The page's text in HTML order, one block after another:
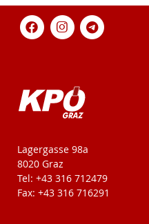
KPÖ-Steiermark
Lagergasse 98a
8020 Graz
Tel: +43 316 712479
Fax: +43 316 716291